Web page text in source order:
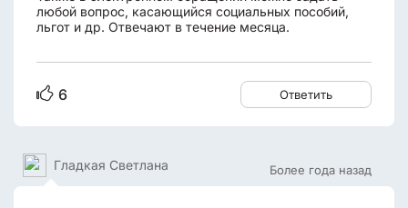
любой вопрос, касающийся социальных пособий,
льгот и др. Отвечают в течение месяца.
6 Ответить
Более года назад
Гладкая Светлана